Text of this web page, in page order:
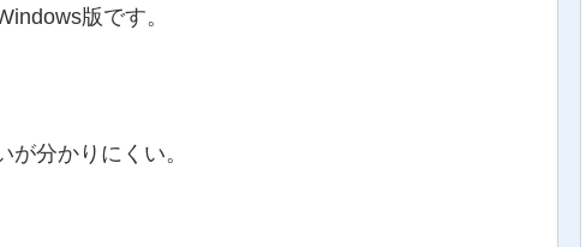
版です。
分かりにくい。